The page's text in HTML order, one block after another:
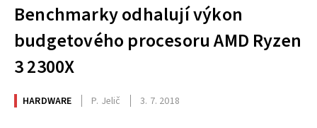
Benchmarky odhalují výkon
budgetového procesoru AMD Ryzen
3 2300X
HARDWARE P. Jelič 3. 7. 2018